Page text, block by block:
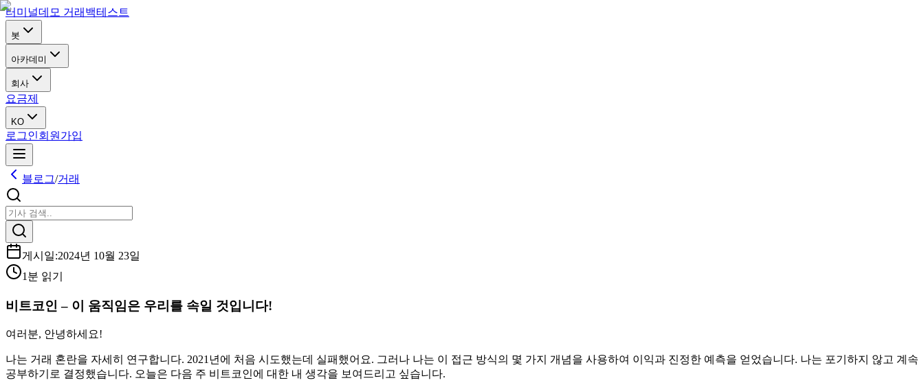
터미널데모 거래 백테스트
봇
아카데미
회사
요금제
KO
로그인회원가입
블로그/거래
게시일:2024년 10월 23일
1분 읽기
비트코인 – 이 움직임은 우리를 속일 것입니다!
여러분, 안녕하세요!
나는 거래 혼란을 자세히 연구합니다. 2021년에 처음 시도했는데 실패했어요. 그러나 나는 이 접근 방식의 몇 가지 개념을 사용하여 이익과 진정한 예측을 얻었습니다. 나는 포기하지 않고 계속
공부하기로 결정했습니다. 오늘은 다음 주 비트코인에 대한 내 생각을 보여드리고 싶습니다.